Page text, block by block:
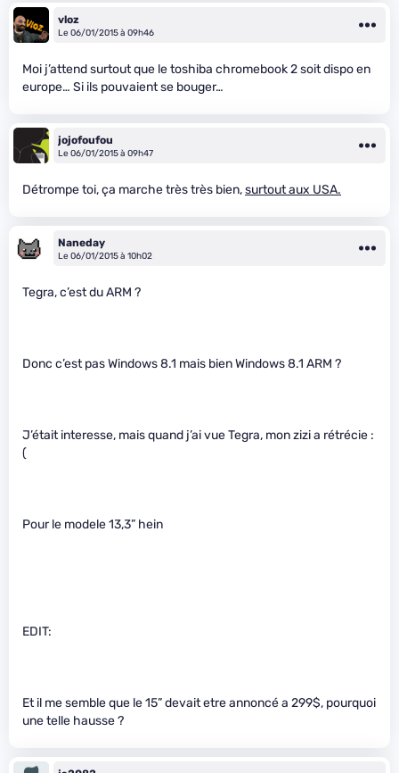
vloz
Le 06/01/2015 à 09h46
Moi j’attend surtout que le toshiba chromebook 2 soit dispo en
europe… Si ils pouvaient se bouger…
jojofoufou
Le 06/01/2015 à 09h47
Détrompe toi, ça marche très très bien,surtout aux USA.
Naneday
Le 06/01/2015 à 10h02
Tegra, c’est du ARM ?
Donc c’est pas Windows 8.1 mais bien Windows 8.1 ARM ?
J’était interesse, mais quand j’ai vue Tegra, mon zizi a rétrécie :
(
Pour le modele 13,3” hein
EDIT:
Et il me semble que le 15” devait etre annoncé a 299$, pourquoi
une telle hausse ?